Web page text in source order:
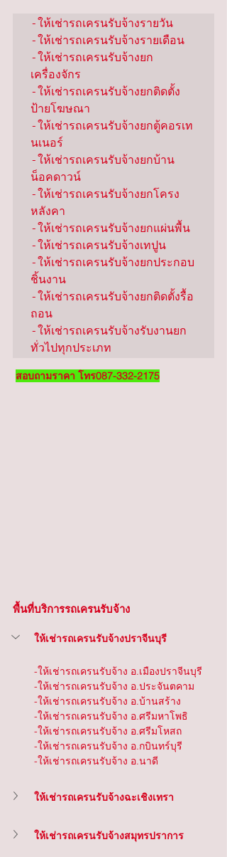
-ให้เช่ารถเครนรับจ้างรายวัน
-ให้เช่ารถเครนรับจ้างรายเดือน
-ให้เช่ารถเครนรับจ้างยก
เครื่องจักร
-ให้เช่ารถเครนรับจ้างยกติดตั้ง
ป้ายโฆษณา
-ให้เช่ารถเครนรับจ้างยกตู้คอรเท
นเนอร์
-ให้เช่ารถเครนรับจ้างยกบ้าน
น็อคดาวน์
-ให้เช่ารถเครนรับจ้างยกโครง
หลังคา
-ให้เช่ารถเครนรับจ้างยกแผ่นพื้น
-ให้เช่ารถเครนรับจ้างเทปูน
-ให้เช่ารถเครนรับจ้างยกประกอบ
ชิ้นงาน
-ให้เช่ารถเครนรับจ้างยกติดตั้งรื้อ
ถอน
-ให้เช่ารถเครนรับจ้างรับงานยก
ทั่วไปทุกประเภท
สอบถามราคา โทร087-332-2175
พื้นที่บริการรถเครนรับจ้าง
ให้เช่ารถเครนรับจ้างปราจีนบุรี
-ให้เช่ารถเครนรับจ้าง อ.เมืองปราจีนบุรี
-ให้เช่ารถเครนรับจ้าง อ.ประจันตคาม
-ให้เช่ารถเครนรับจ้าง อ.บ้านสร้าง
-ให้เช่ารถเครนรับจ้าง อ.ศรีมหาโพธิ
-ให้เช่ารถเครนรับจ้าง อ.ศรีมโหสถ
-ให้เช่ารถเครนรับจ้าง อ.กบินทร์บุรี
-ให้เช่ารถเครนรับจ้าง อ.นาดี
ให้เช่ารถเครนรับจ้างฉะเชิงเทรา
ให้เช่ารถเครนรับจ้างสมุทรปราการ